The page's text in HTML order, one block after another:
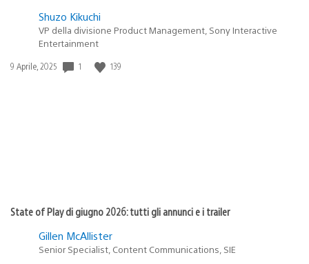
Shuzo Kikuchi
VP della divisione Product Management, Sony Interactive
Entertainment
Data
9 Aprile, 2025 1 139
State of Play di giugno 2026: tutti gli annunci e i trailer
Gillen McAllister
Senior Specialist, Content Communications, SIE